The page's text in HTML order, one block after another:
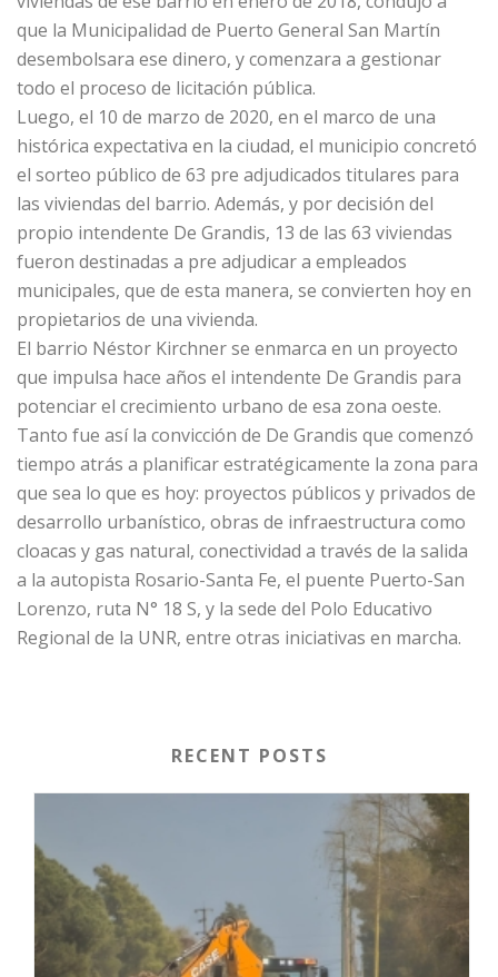
que la Municipalidad de Puerto General San Martín
desembolsara ese dinero, y comenzara a gestionar
todo el proceso de licitación pública.
Luego, el 10 de marzo de 2020, en el marco de una
histórica expectativa en la ciudad, el municipio concretó
el sorteo público de 63 pre adjudicados titulares para
las viviendas del barrio. Además, y por decisión del
propio intendente De Grandis, 13 de las 63 viviendas
fueron destinadas a pre adjudicar a empleados
municipales, que de esta manera, se convierten hoy en
propietarios de una vivienda.
El barrio Néstor Kirchner se enmarca en un proyecto
que impulsa hace años el intendente De Grandis para
potenciar el crecimiento urbano de esa zona oeste.
Tanto fue así la convicción de De Grandis que comenzó
tiempo atrás a planificar estratégicamente la zona para
que sea lo que es hoy: proyectos públicos y privados de
desarrollo urbanístico, obras de infraestructura como
cloacas y gas natural, conectividad a través de la salida
a la autopista Rosario-Santa Fe, el puente Puerto-San
Lorenzo, ruta N° 18 S, y la sede del Polo Educativo
Regional de la UNR, entre otras iniciativas en marcha.
RECENT POSTS